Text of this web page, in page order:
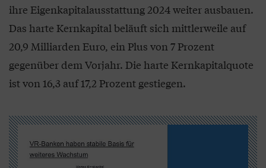
ihre Eigenkapitalausstattung 2024 weiter ausbauen.
Das harte Kernkapital beläuft sich mittlerweile auf
20,9 Milliarden Euro, ein Plus von 7 Prozent
gegenüber dem Vorjahr. Die harte Kernkapitalquote
ist von 16,3 auf 17,2 Prozent gestiegen.